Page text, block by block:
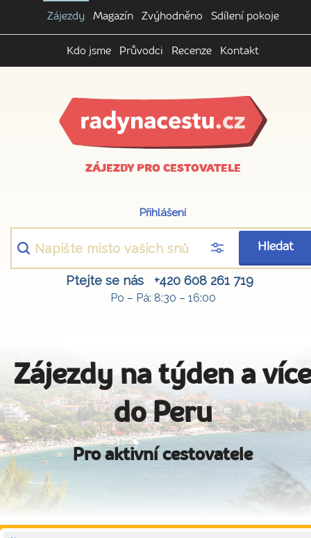
Zájezdy Magazín Zvýhodněno Sdílení pokoje
Kdo jsme Průvodci Recenze Kontakt
ZÁJEZDY PRO CESTOVATELE
Přihlášení
Hledat
Ptejte se nás +420 608 261 719
Po – Pá: 8:30 – 16:00
Zájezdy na týden a
do Peru
Pro aktivní cestovatele